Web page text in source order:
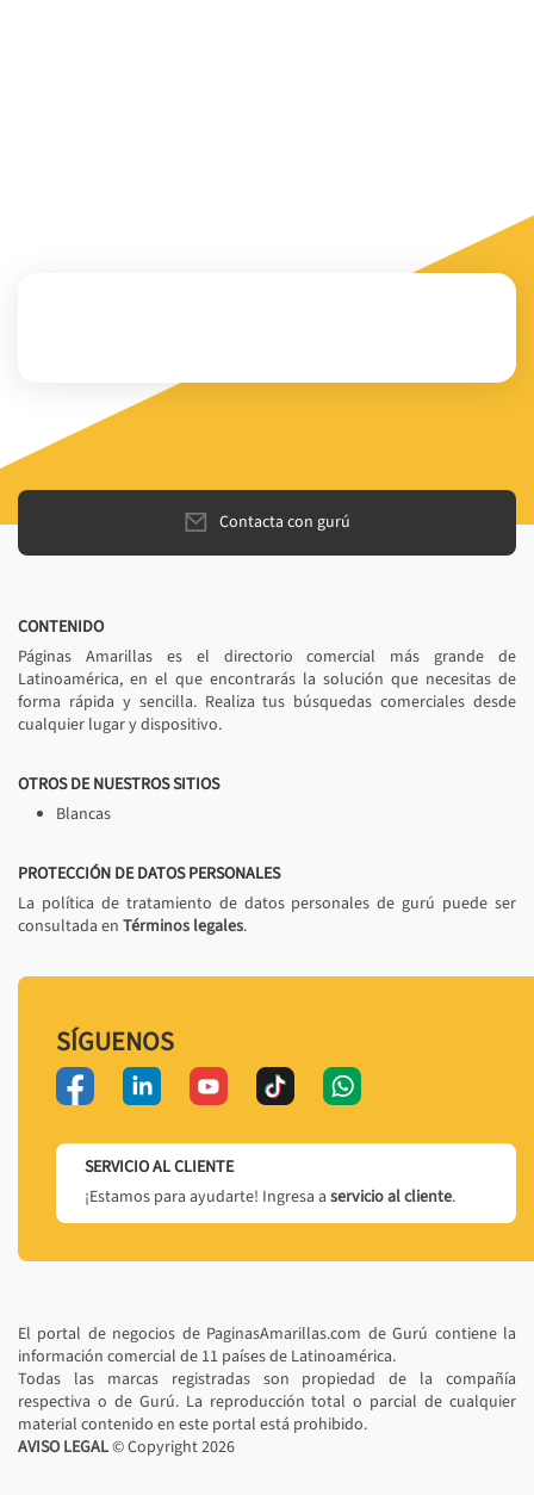
Contacta con gurú
CONTENIDO
Páginas Amarillas es el directorio comercial más grande de
Latinoamérica, en el que encontrarás la solución que necesitas de
forma rápida y sencilla. Realiza tus búsquedas comerciales desde
cualquier lugar y dispositivo.
OTROS DE NUESTROS SITIOS
Blancas
PROTECCIÓN DE DATOS PERSONALES
La política de tratamiento de datos personales de gurú puede ser
consultada en Términos legales.
SÍGUENOS
SERVICIO AL CLIENTE
¡Estamos para ayudarte! Ingresa a servicio al cliente.
El portal de negocios de PaginasAmarillas.com de Gurú contiene la
información comercial de 11 países de Latinoamérica.
Todas las marcas registradas son propiedad de la compañía
respectiva o de Gurú. La reproducción total o parcial de cualquier
material contenido en este portal está prohibido.
AVISO LEGAL© Copyright2026